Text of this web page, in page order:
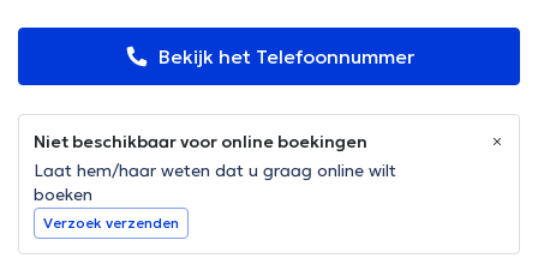
Bekijk het Telefoonnummer
Niet beschikbaar voor online boekingen
Laat hem/haar weten dat u graag online wilt
boeken
Verzoek verzenden